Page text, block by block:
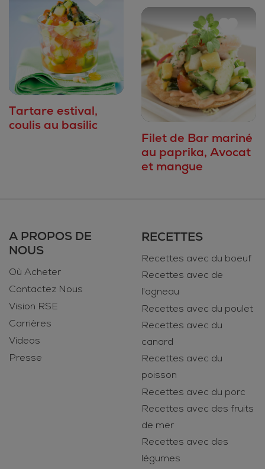
Tartare estival,
coulis au basilic
Filet de Bar mariné
au paprika, Avocat
et mangue
A PROPOS DE
NOUS
Où Acheter
Contactez Nous
Vision RSE
Carrières
Videos
Presse
RECETTES
Recettes avec du boeuf
Recettes avec de
l'agneau
Recettes avec du poulet
Recettes avec du
canard
Recettes avec du
poisson
Recettes avec du porc
Recettes avec des fruits
de mer
Recettes avec des
légumes